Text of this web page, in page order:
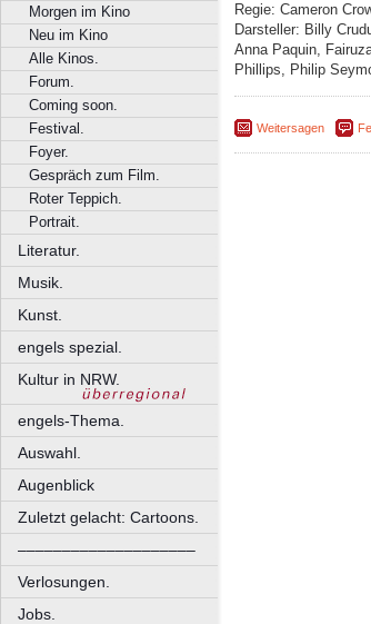
Morgen im Kino
Neu im Kino
Alle Kinos.
Forum.
Coming soon.
Festival.
Foyer.
Gespräch zum Film.
Roter Teppich.
Portrait.
Literatur.
Musik.
Kunst.
engels spezial.
Kultur in NRW.
engels-Thema.
Auswahl.
Augenblick
Zuletzt gelacht: Cartoons.
––––––––––––––––––––
Verlosungen.
Jobs.
Regie: Cameron
Darsteller: Billy
Anna Paquin,
Phillips, Philip
Weitersagen